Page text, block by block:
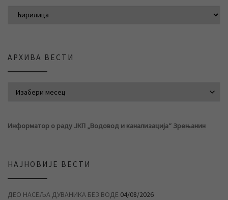
АРХИВА ВЕСТИ
Информатор о раду ЈКП „Водовод и канализација“ Зрењанин
НАЈНОВИЈЕ ВЕСТИ
ДЕО НАСЕЉА ДУВАНИКА БЕЗ ВОДЕ 04/08/2026